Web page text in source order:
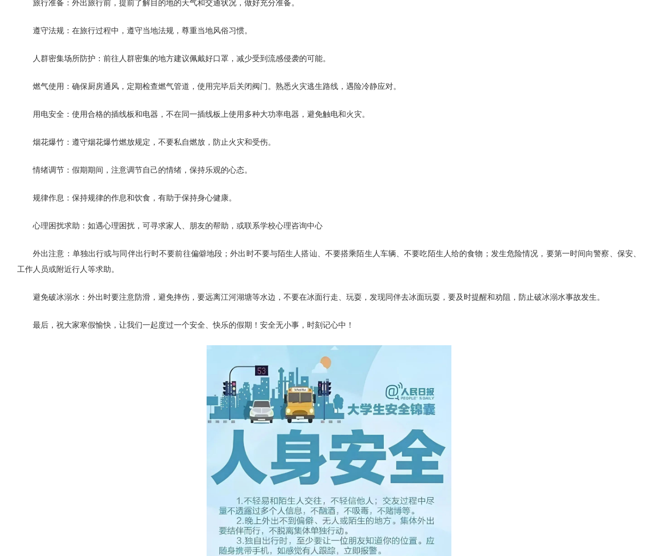
旅行准备：外出旅行前，提前了解目的地的天气和交通状况，做好充分准备。
遵守法规：在旅行过程中，遵守当地法规，尊重当地风俗习惯。
人群密集场所防护：前往人群密集的地方建议佩戴好口罩，减少受到流感侵袭的可能。
燃气使用：确保厨房通风，定期检查燃气管道，使用完毕后关闭阀门。熟悉火灾逃生路线，遇险冷静应对。
用电安全：使用合格的插线板和电器，不在同一插线板上使用多种大功率电器，避免触电和火灾。
烟花爆竹：遵守烟花爆竹燃放规定，不要私自燃放，防止火灾和受伤。
情绪调节：假期期间，注意调节自己的情绪，保持乐观的心态。
规律作息：保持规律的作息和饮食，有助于保持身心健康。
心理困扰求助：如遇心理困扰，可寻求家人、朋友的帮助，或联系学校心理咨询中心
外出注意：单独出行或与同伴出行时不要前往偏僻地段；外出时不要与陌生人搭讪、不要搭乘陌生人车辆、不要吃陌生人给的食物；发生危险情况，要第一时间向警察、保安、
工作人员或附近行人等求助。
避免破冰溺水：外出时要注意防滑，避免摔伤，要远离江河湖塘等水边，不要在冰面行走、玩耍，发现同伴去冰面玩耍，要及时提醒和劝阻，防止破冰溺水事故发生。
最后，祝大家寒假愉快，让我们一起度过一个安全、快乐的假期！安全无小事，时刻记心中！